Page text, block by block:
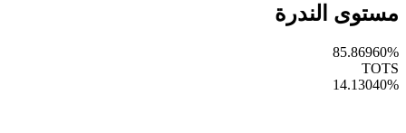
مستوى الندرة
85.86960%
TOTS
14.13040%